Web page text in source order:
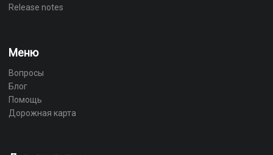
Release notes
Меню
Вопросы
Блог
Помощь
Дорожная карта